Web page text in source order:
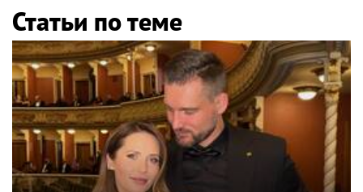
Статьи по теме